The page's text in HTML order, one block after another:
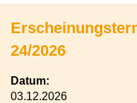
24/2026
Datum:
03.12.2026